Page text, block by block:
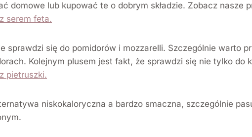
domowe lub kupować te o dobrym składzie. Zobacz nasze
serem feta.
sprawdzi się do pomidorów i mozzarelli. Szczególnie warto
Kolejnym plusem jest fakt, że sprawdzi się nie tylko do
pietruszki.
niskokaloryczna a bardzo smaczna, szczególnie